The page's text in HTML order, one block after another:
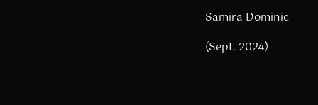
Samira Dominic
(Sept. 2024)